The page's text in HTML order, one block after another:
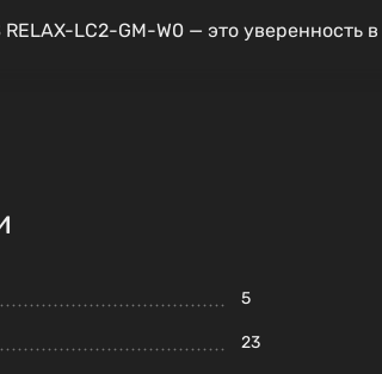
RELAX-LC2-GM-W0 — это
5
23